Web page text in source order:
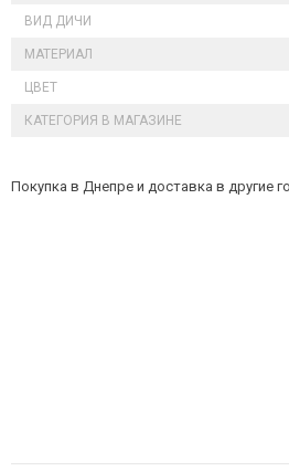
ВИД ДИЧИ
МАТЕРИАЛ
ЦВЕТ
КАТЕГОРИЯ В МАГАЗИНЕ
Покупка в Днепре и доставка в другие